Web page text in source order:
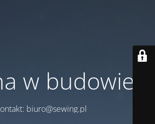
w budowie
biuro@sewing.pl